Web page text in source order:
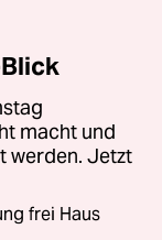
macht und
werden. Jetzt
frei Haus